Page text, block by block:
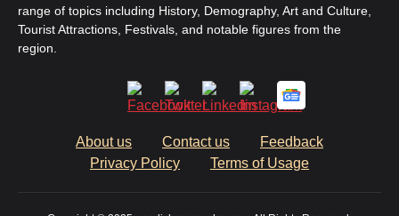
range of topics including History, Demography, Art and Culture,
Tourist Attractions, Festivals, and notable figures from the
region.
About us Contact us
Feedback
Privacy Policy
Terms of Usage